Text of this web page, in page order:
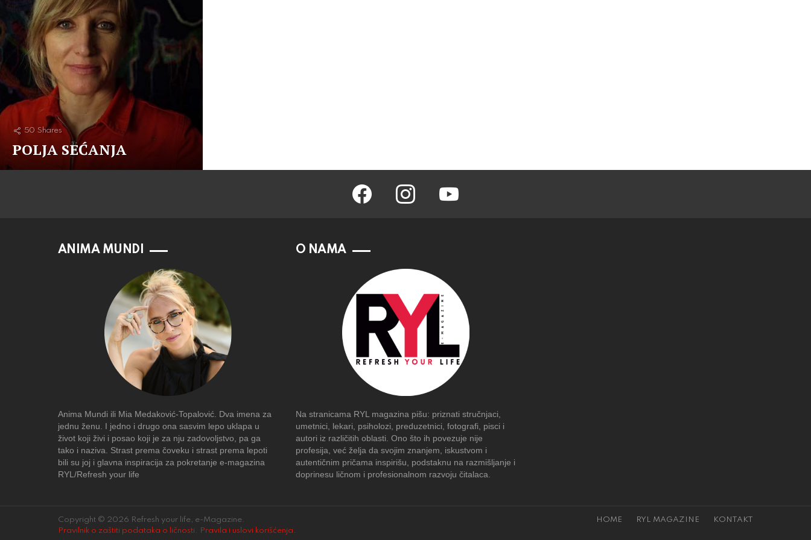
50 Shares
POLJA SEĆANJA
facebook instagram youtube
ANIMA MUNDI
Anima Mundi ili Mia Medaković-Topalović. Dva imena za
jednu ženu. I jedno i drugo ona sasvim lepo uklapa u
život koji živi i posao koji je za nju zadovoljstvo, pa ga
tako i naziva. Strast prema čoveku i strast prema lepoti
bili su joj i glavna inspiracija za pokretanje e-magazina
RYL/Refresh your life
O NAMA
Na stranicama RYL magazina pišu: priznati stručnjaci,
umetnici, lekari, psiholozi, preduzetnici, fotografi, pisci i
autori iz različitih oblasti. Ono što ih povezuje nije
profesija, već želja da svojim znanjem, iskustvom i
autentičnim pričama inspirišu, podstaknu na razmišljanje i
doprinesu ličnom i profesionalnom razvoju čitalaca.
Copyright © 2026 Refresh your life, e-Magazine.
Pravilnik o zaštiti podataka o ličnosti . Pravila i uslovi korišćenja .
HOME RYL MAGAZINE KONTAKT